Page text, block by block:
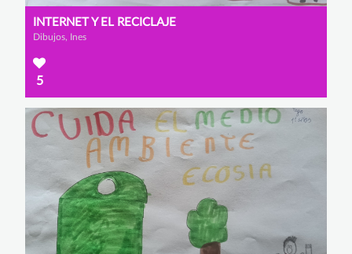
INTERNET Y EL RECICLAJE
Dibujos, Ines
5